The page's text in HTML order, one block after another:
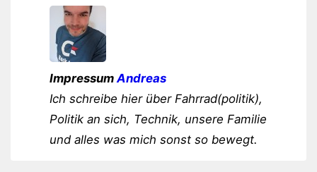
Impressum Andreas
Ich schreibe hier über Fahrrad(politik),
Politik an sich, Technik, unsere Familie
und alles was mich sonst so bewegt.